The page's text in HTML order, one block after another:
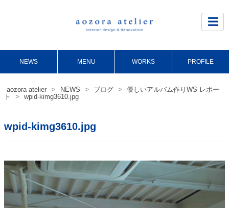
☰
NEWS MENU WORKS PROFILE
aozora atelier > NEWS > ブログ >
優しいアルバム作りWS レポー
ト
> wpid-kimg3610.jpg
wpid-kimg3610.jpg